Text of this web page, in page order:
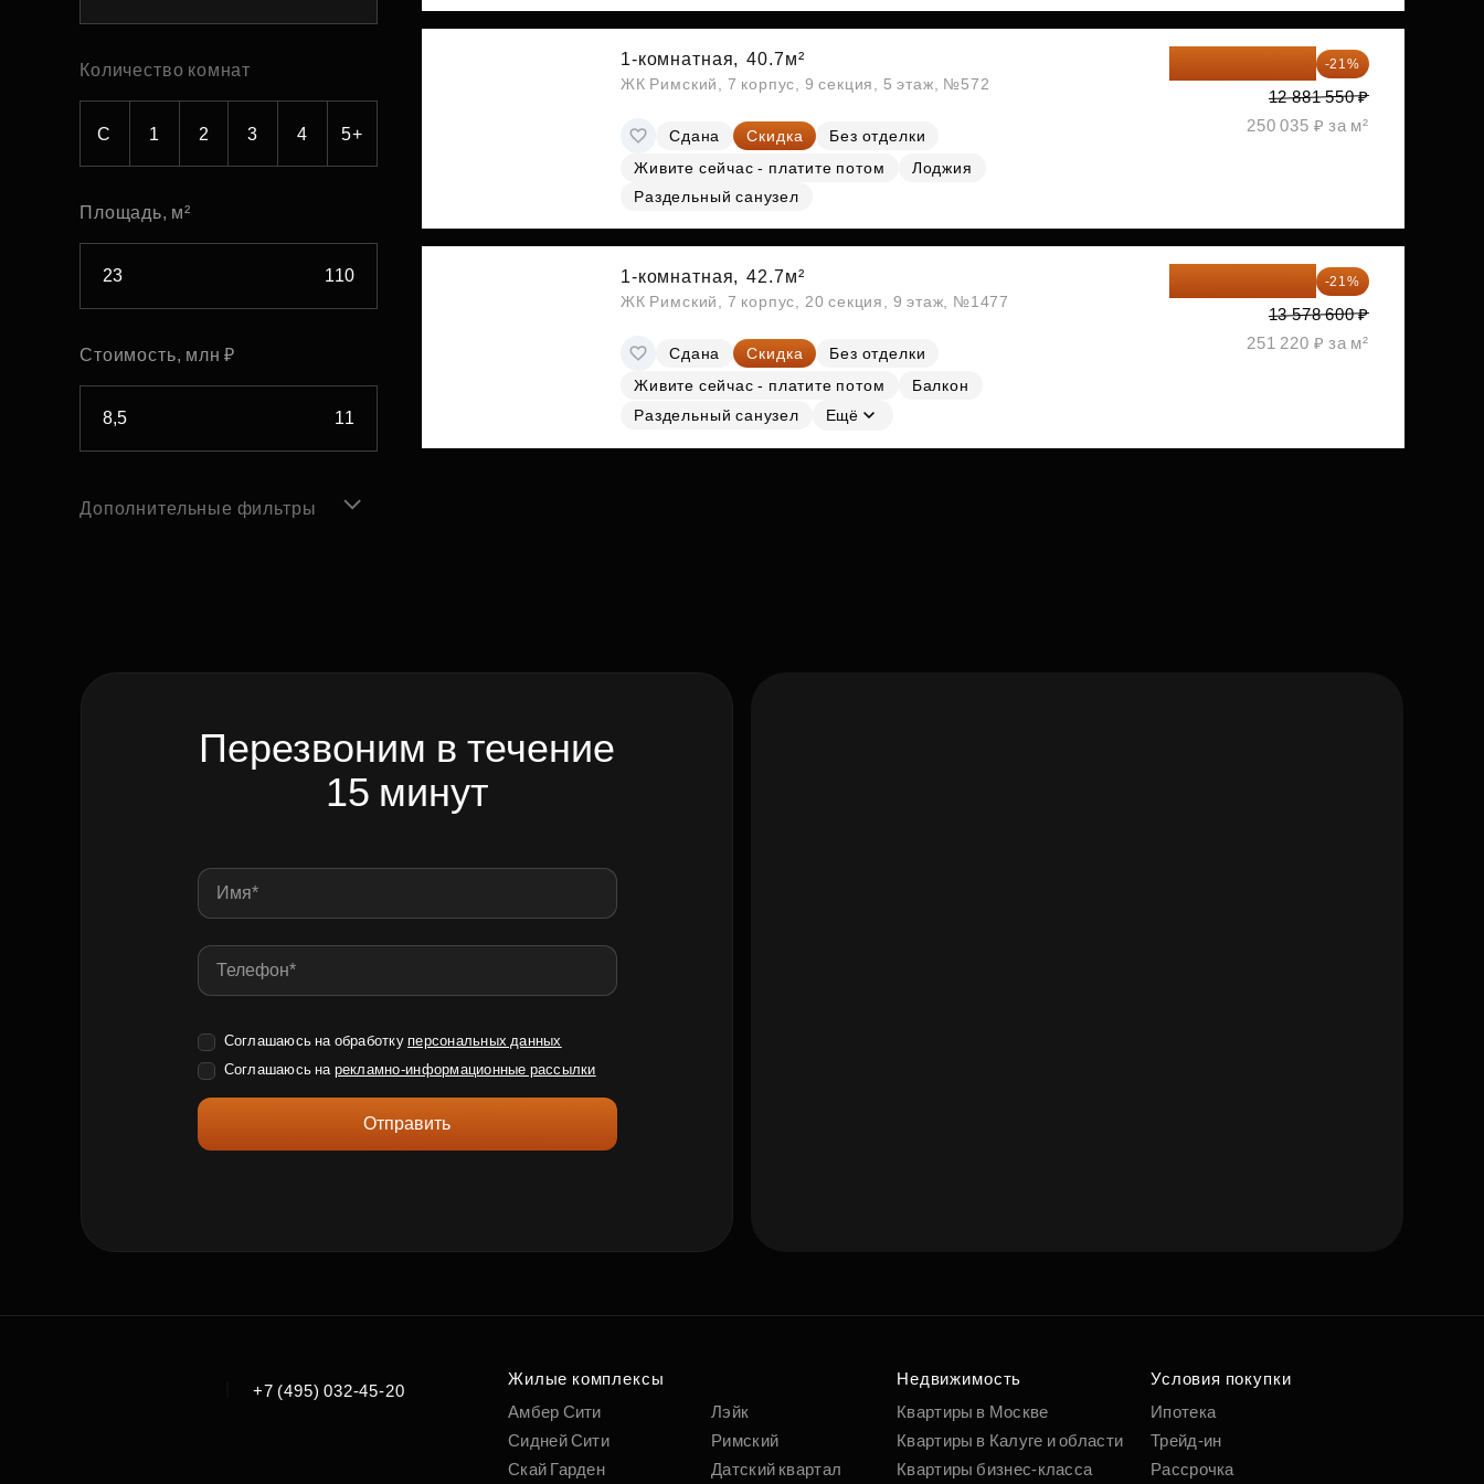
Рефинансирование
Субсидии
Количество комнат
С 1 2 3 4 5+
Площадь, м²
Стоимость, млн ₽
Дополнительные фильтры
1-комнатная, 40.7м²
ЖК Римский, 7 корпус, 9 секция, 5 этаж, №572
Сдана Скидка
Без отделки
Живите сейчас - платите потом
Лоджия
Раздельный санузел
-21%
12 881 550 ₽
250 035 ₽ за м²
1-комнатная, 42.7м²
ЖК Римский, 7 корпус, 20 секция, 9 этаж, №1477
Сдана Скидка
Без отделки
Живите сейчас - платите потом
Балкон
Раздельный санузел
Ещё
-21%
13 578 600 ₽
251 220 ₽ за м²
Перезвоним в течение
15 минут
Соглашаюсь на обработку персональных данных
Соглашаюсь на рекламно-информационные рассылки
Отправить
+7 (495) 032-45-20
Жилые комплексы
Амбер Сити
Сидней Сити
Скай Гарден
Лэйк
Римский
Датский квартал
Недвижимость
Квартиры в Москве
Квартиры в Калуге и области
Квартиры бизнес-класса
Условия покупки
Ипотека
Трейд-ин
Рассрочка